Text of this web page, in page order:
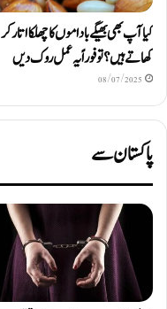
کیا آپ بھی بھیگے باداموں کا چھلکا اتار کر
کھاتے ہیں؟ تو فوراً یہ عمل روک دیں
08/07/2025
پاکستان سے